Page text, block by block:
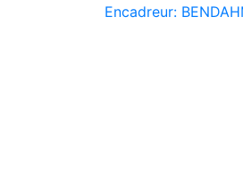
Encadreur: